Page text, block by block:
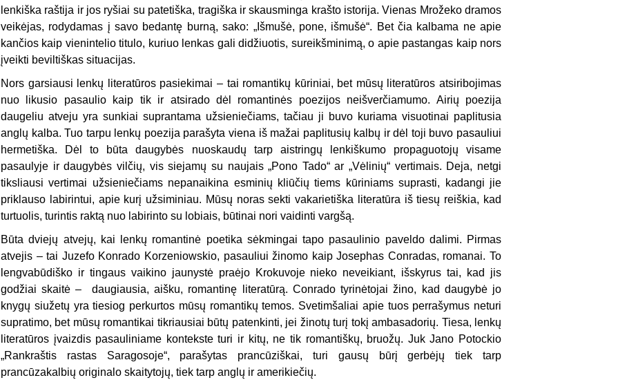
lenkiška raštija ir jos ryšiai su patetiška, tragiška ir skausminga krašto istorija. Vienas Mrožeko dramos
veikėjas, rodydamas į savo bedantę burną, sako: „Išmušė, pone, išmušė“. Bet čia kalbama ne apie
kančios kaip vienintelio titulo, kuriuo lenkas gali didžiuotis, sureikšminimą, o apie pa­stangas kaip nors
įveikti beviltiškas situacijas.
Nors garsiausi lenkų literatūros pasiekimai – tai romantikų kūriniai, bet mū­sų literatūros atsiribojimas
nuo likusio pasaulio kaip tik ir atsirado dėl roman­tinės poezijos neišverčiamumo. Airių poezija
daugeliu atveju yra sunkiai supran­tama užsieniečiams, tačiau ji buvo kuriama visuotinai paplitusia
anglų kalba. Tuo tarpu lenkų poezija parašyta viena iš mažai paplitusių kalbų ir dėl toji buvo pasauliui
hermetiška. Dėl to būta daugybės nuoskaudų tarp aistringų lenkišku­mo propaguotojų visame
pasaulyje ir daugybės vilčių, vis siejamų su naujais „Pono Tado“ ar „Vėlinių“ vertimais. Deja, netgi
tiksliausi vertimai užsieniečiams nepanaikina esminių kliūčių tiems kūriniams suprasti, kadangi jie
priklauso labirintui, apie kurį užsiminiau. Mūsų noras sekti vakarietiška literatūra iš tiesų reiškia, kad
turtuolis, turintis raktą nuo labirinto su lobiais, būtinai nori vaidinti vargšą.
Būta dviejų atvejų, kai lenkų romantinė poetika sėkmingai tapo pasaulinio paveldo dalimi. Pirmas
atvejis – tai Juzefo Konrado Korzeniowskio, pasauliui žinomo kaip Josephas Conradas, romanai. To
lengvabūdiško ir tingaus vaikino jaunystė praėjo Krokuvoje nieko neveikiant, išskyrus tai, kad jis
godžiai skaitė – daugiausia, aišku, romantinę literatūrą. Conrado tyrinėtojai žino, kad daugybė jo
knygų siužetų yra tiesiog perkurtos mūsų romantikų temos. Svetimšaliai apie tuos perrašymus neturi
supratimo, bet mūsų romantikai tikriausiai būtų paten­kinti, jei žinotų turį tokį ambasadorių. Tiesa, lenkų
literatūros įvaizdis pasauli­niame kontekste turi ir kitų, ne tik romantiškų, bruožų. Juk Jano Potockio
„Rankraštis rastas Saragosoje“, parašytas prancūziškai, turi gausų būrį gerbėjų tiek tarp
prancūzakalbių originalo skaitytojų, tiek tarp anglų ir amerikiečių.